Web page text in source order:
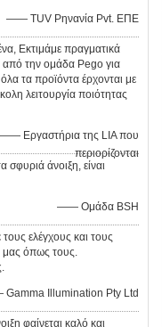
—— TUV Ρηνανία Pvt. ΕΠΕ
Εκτιμάμε πραγματικά
την ομάδα Pego για
τα προϊόντα έρχονται με
λειτουργία ποιότητας
—— Εργαστήρια της LIA που
περιορίζονται
σφυριά άνοιξη, είναι
—— Ομάδα BSH
ελέγχους και τους
μας όπως τους.
Illumination Pty Ltd
φαίνεται καλό και